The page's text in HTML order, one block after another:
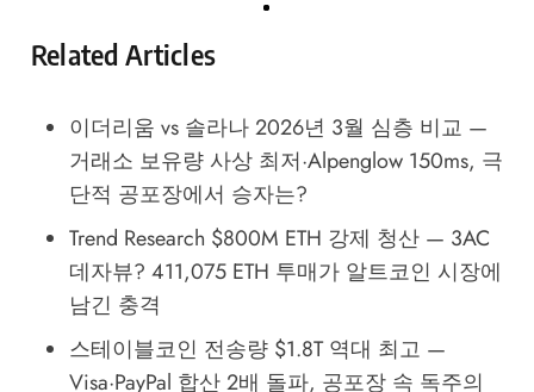
Related Articles
이더리움 vs 솔라나 2026년 3월 심층 비교 —
거래소 보유량 사상 최저·Alpenglow 150ms, 극
단적 공포장에서 승자는?
Trend Research $800M ETH 강제 청산 — 3AC
데자뷰? 411,075 ETH 투매가 알트코인 시장에
남긴 충격
스테이블코인 전송량 $1.8T 역대 최고 —
Visa·PayPal 합산 2배 돌파, 공포장 속 독주의